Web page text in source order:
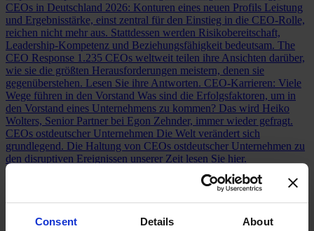
Consent Details About
CEOs in Deutschland 2026: Konturen eines neuen Profils Leistung
und Ergebnisstärke, einst zentral für den Einstieg in die CEO-Rolle,
reichen nicht mehr aus. Stattdessen werden Risikobereitschaft,
Leadership-Kompetenz und Beziehungsfähigkeit bedeutsam. The
CEO Response 1.235 CEOs weltweit teilen ihre Ansichten darüber,
wie sie die größten Herausforderungen meistern, denen sie
gegenüberstehen. Lesen Sie ihre Antworten. CEO-Karrieren: Viele
Wege führen in den Vorstand Was sind die Erfolgsfaktoren, um in
den Vorstand eines Unternehmens zu kommen? Das wird Heiko
Wolters, Senior Partner bei Egon Zehnder, immer wieder gefragt.
CEOs ostdeutscher Unternehmen Die Welt verändert sich
grundlegend. Die Haltung von CEOs ostdeutscher Unternehmen zu
den disruptiven Ereignissen unserer Zeit lesen Sie hier.
The Super CFO
CFOs are taking on unprecedented responsibilities
and evolving into “super CFOs.” In our global study, we surveyed
als Changemaker
Die CFOs großer Unternehmen bauen ihr